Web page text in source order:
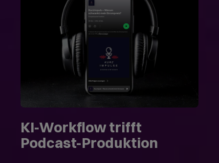
KI-Workflow trifft
Podcast-Produktion